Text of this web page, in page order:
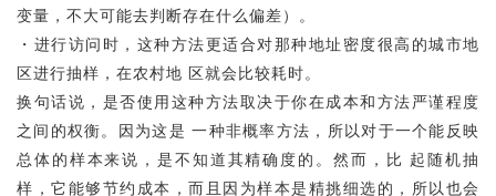
变量，不大可能去判断存在什么偏差）。
・进行访问时，这种方法更适合对那种地址密度很高的城市地
区进行抽样，在农村地 区就会比较耗时。
换句话说，是否使用这种方法取决于你在成本和方法严谨程度
之间的权衡。因为这是 一种非概率方法，所以对于一个能反映
总体的样本来说，是不知道其精确度的。然而，比 起随机抽
样，它能够节约成本，而且因为样本是精挑细选的，所以也会